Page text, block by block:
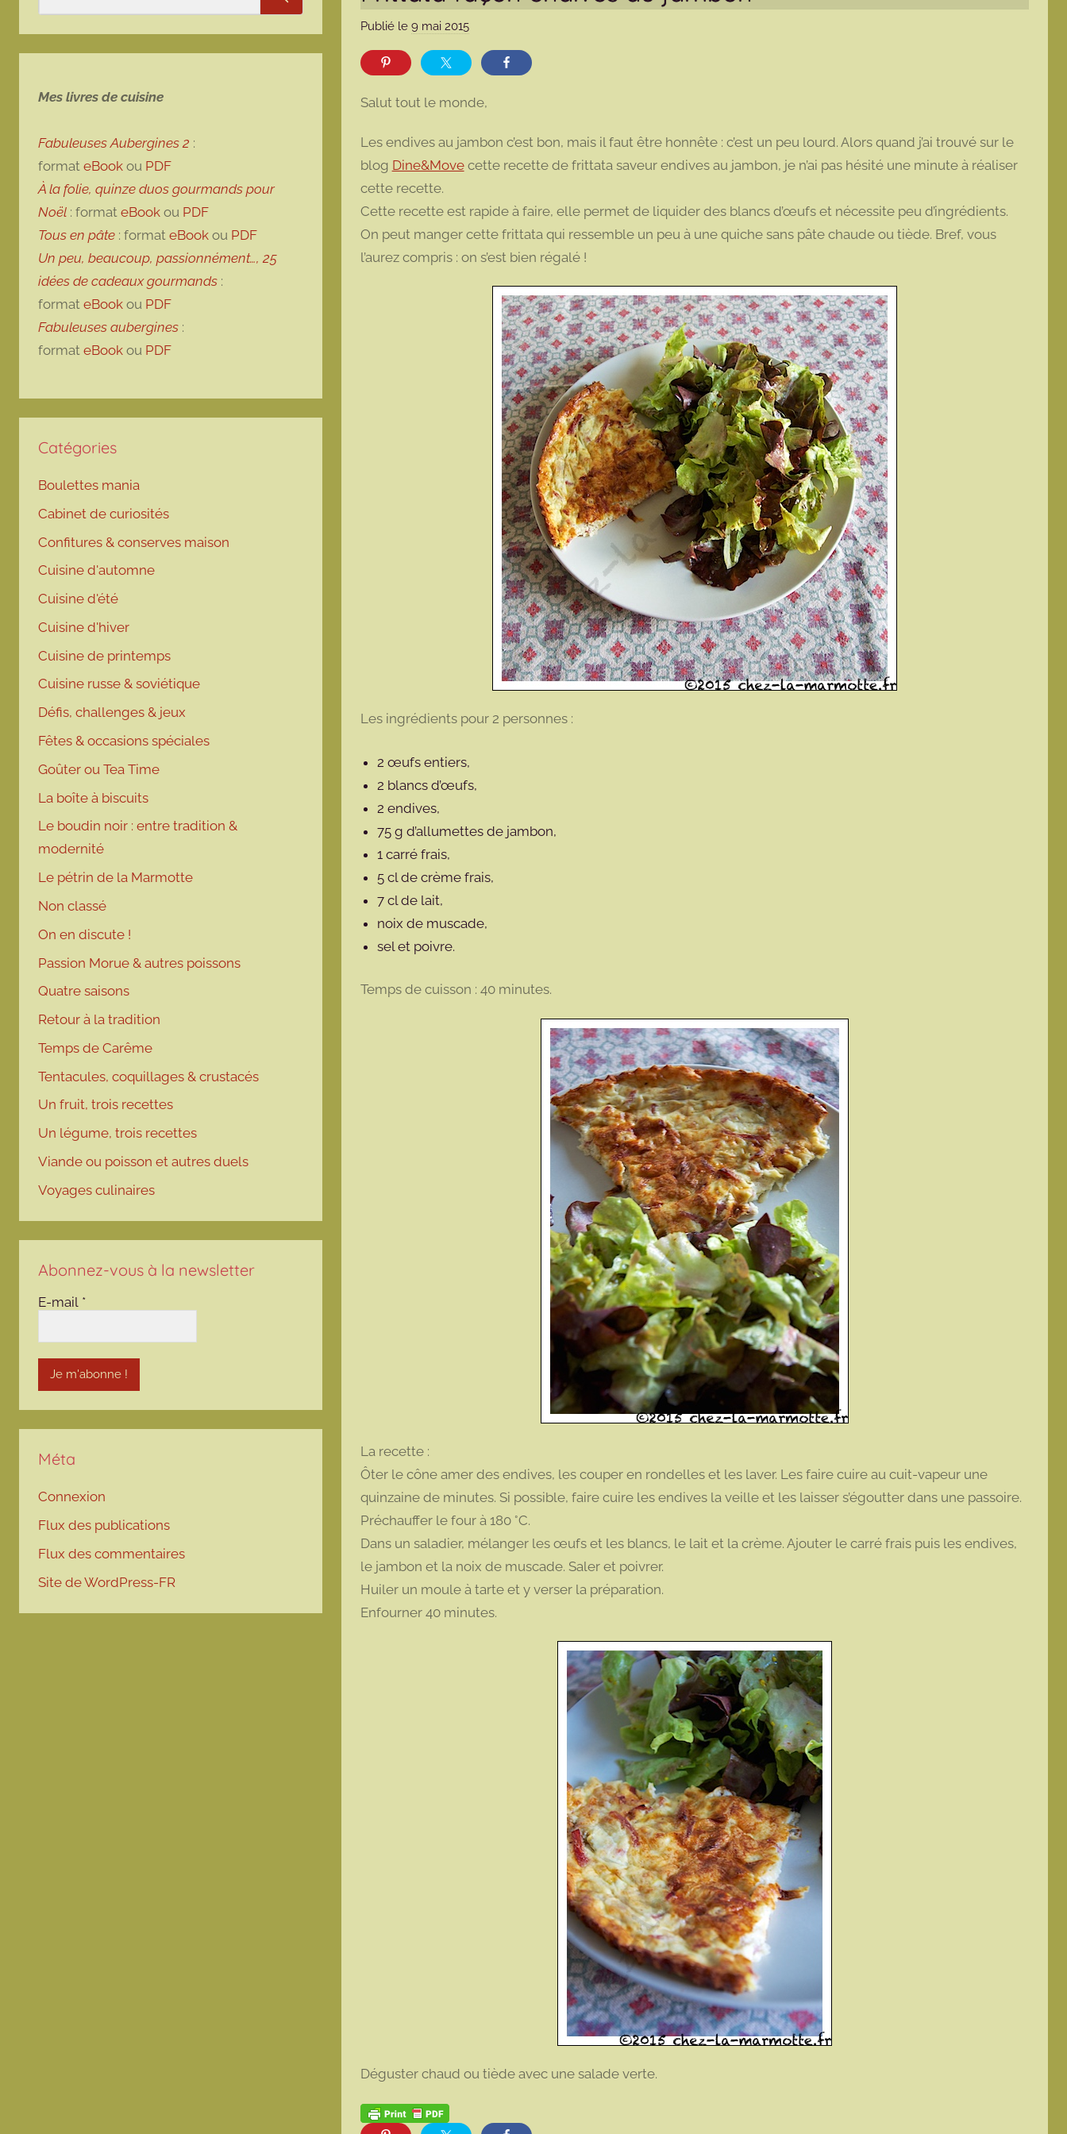
Publié le 9 mai 2015p
r
a
m
o
t
e
Salut tout le monde,
Les endives au jambon c’est bon, mais il faut être honnête : c’est un peu lourd. Alors quand j’ai trouvé sur le
blog Dine&Movecette recette de frittata saveur endives au jambon, je n’ai pas hésité une minute à réaliser
cette recette.
Cette recette est rapide à faire, elle permet de liquider des blancs d’œufs et nécessite peu d’ingrédients.
On peut manger cette frittata qui ressemble un peu à une quiche sans pâte chaude ou tiède. Bref, vous
l’aurez compris : on s’est bien régalé !
Les ingrédients pour 2 personnes :
2 œufs entiers,
2 blancs d’œufs,
2 endives,
75 g d’allumettes de jambon,
1 carré frais,
5 cl de crème frais,
7 cl de lait,
noix de muscade,
sel et poivre.
Temps de cuisson : 40 minutes.
La recette :
Ôter le cône amer des endives, les couper en rondelles et les laver. Les faire cuire au cuit-vapeur une
quinzaine de minutes. Si possible, faire cuire les endives la veille et les laisser s’égoutter dans une passoire.
Préchauffer le four à 180 °C.
Dans un saladier, mélanger les œufs et les blancs, le lait et la crème. Ajouter le carré frais puis les endives,
le jambon et la noix de muscade. Saler et poivrer.
Huiler un moule à tarte et y verser la préparation.
Enfourner 40 minutes.
Déguster chaud ou tiède avec une salade verte.
Rechercher
Mes livres de cuisine
Fabuleuses Aubergines 2 :
format eBook ou PDF
À la folie, quinze duos gourmands pour
Noël : format eBook ou PDF
Tous en pâte : format eBook ou PDF
Un peu, beaucoup, passionnément…, 25
idées de cadeaux gourmands :
format eBook ou PDF
Fabuleuses aubergines :
format eBook ou PDF
Catégories
Boulettes mania
Cabinet de curiosités
Confitures & conserves maison
Cuisine d'automne
Cuisine d'été
Cuisine d'hiver
Cuisine de printemps
Cuisine russe & soviétique
Défis, challenges & jeux
Fêtes & occasions spéciales
Goûter ou Tea Time
La boîte à biscuits
Le boudin noir : entre tradition &
modernité
Le pétrin de la Marmotte
Non classé
On en discute !
Passion Morue & autres poissons
Quatre saisons
Retour à la tradition
Temps de Carême
Tentacules, coquillages & crustacés
Un fruit, trois recettes
Un légume, trois recettes
Viande ou poisson et autres duels
Voyages culinaires
Abonnez-vous à la newsletter
E-mail *
Méta
Connexion
Flux des publications
Flux des commentaires
Site de WordPress-FR